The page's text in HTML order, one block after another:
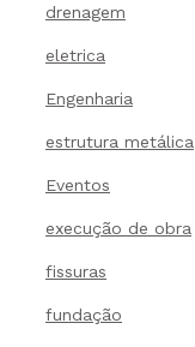
drenagem
eletrica
Engenharia
estrutura metálica
Eventos
execução de obra
fissuras
fundação